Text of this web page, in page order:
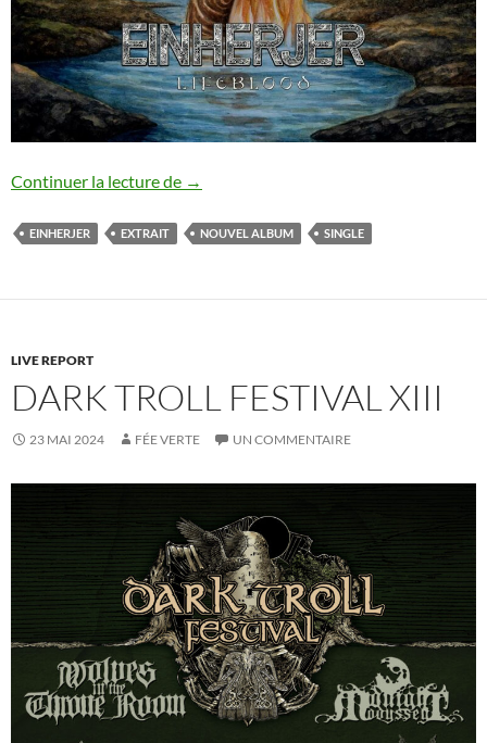
Continuer la lecture de Einherjer : nouveau single
→
EINHERJER EXTRAIT NOUVEL ALBUM SINGLE
LIVE REPORT
DARK TROLL FESTIVAL XIII
23 MAI 2024 FÉE VERTE UN COMMENTAIRE